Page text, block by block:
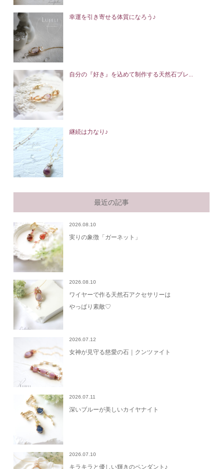
幸運を引き寄せる体質になろう♪
自分の『好き』を込めて制作する天然石ブレ...
継続は力なり♪
最近の記事
2026.08.10
実りの象徴「ガーネット」
2026.08.10
ワイヤーで作る天然石アクセサリーは
やっぱり素敵♡
2026.07.12
女神が見守る慈愛の石｜クンツァイト
2026.07.11
深いブルーが美しいカイヤナイト
2026.07.10
キラキラと優しい輝きのペンダント♪